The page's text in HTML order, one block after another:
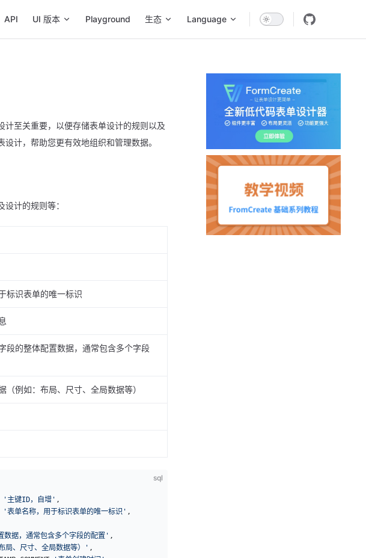
API UI 版本 Playground 生态 Language
至关重要，以便存储表单设计的规则以及
计，帮助您更有效地组织和管理数据。
计的规则等：
标识表单的唯一标识
段的整体配置数据，通常包含多个字段
（例如：布局、尺寸、全局数据等）
sql
'主键ID，自增' ,
'表单名称，用于标识表单的唯一标识' ,
数据，通常包含多个字段的配置' ,
局、尺寸、全局数据等）' ,